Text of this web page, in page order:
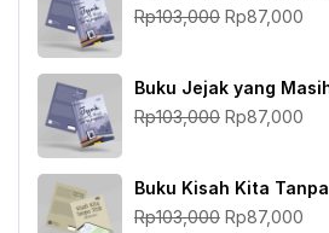
Rp103,000 Harga
Rp103,000.
Rp87,000
Buku Jejak yang
Rp103,000 Harga
Rp103,000.
Rp87,000
Buku Kisah Kita
Rp103,000 Harga
Rp87,000